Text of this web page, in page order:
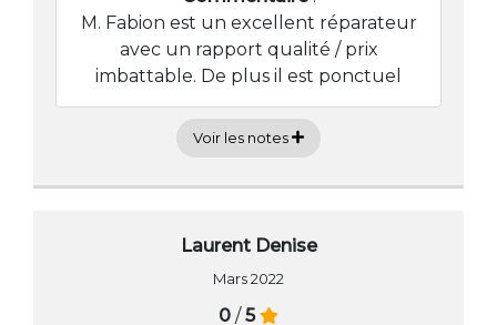
M. Fabion est un excellent réparateur
avec un rapport qualité / prix
imbattable. De plus il est ponctuel
Voir les notes
Laurent Denise
Mars 2022
0 /5